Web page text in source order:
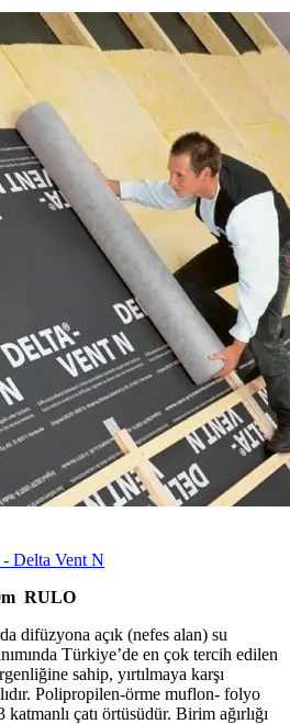
- Delta Vent N
RULO
difüzyona açık (nefes alan) su
Türkiye’de en çok tercih edilen
sahip, yırtılmaya karşı
Polipropilen-örme muflon- folyo
çatı örtüsüdür. Birim ağırlığı